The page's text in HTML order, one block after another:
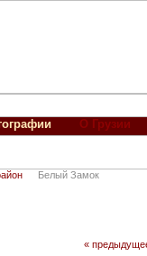
О Грузии
Белый Замок
«